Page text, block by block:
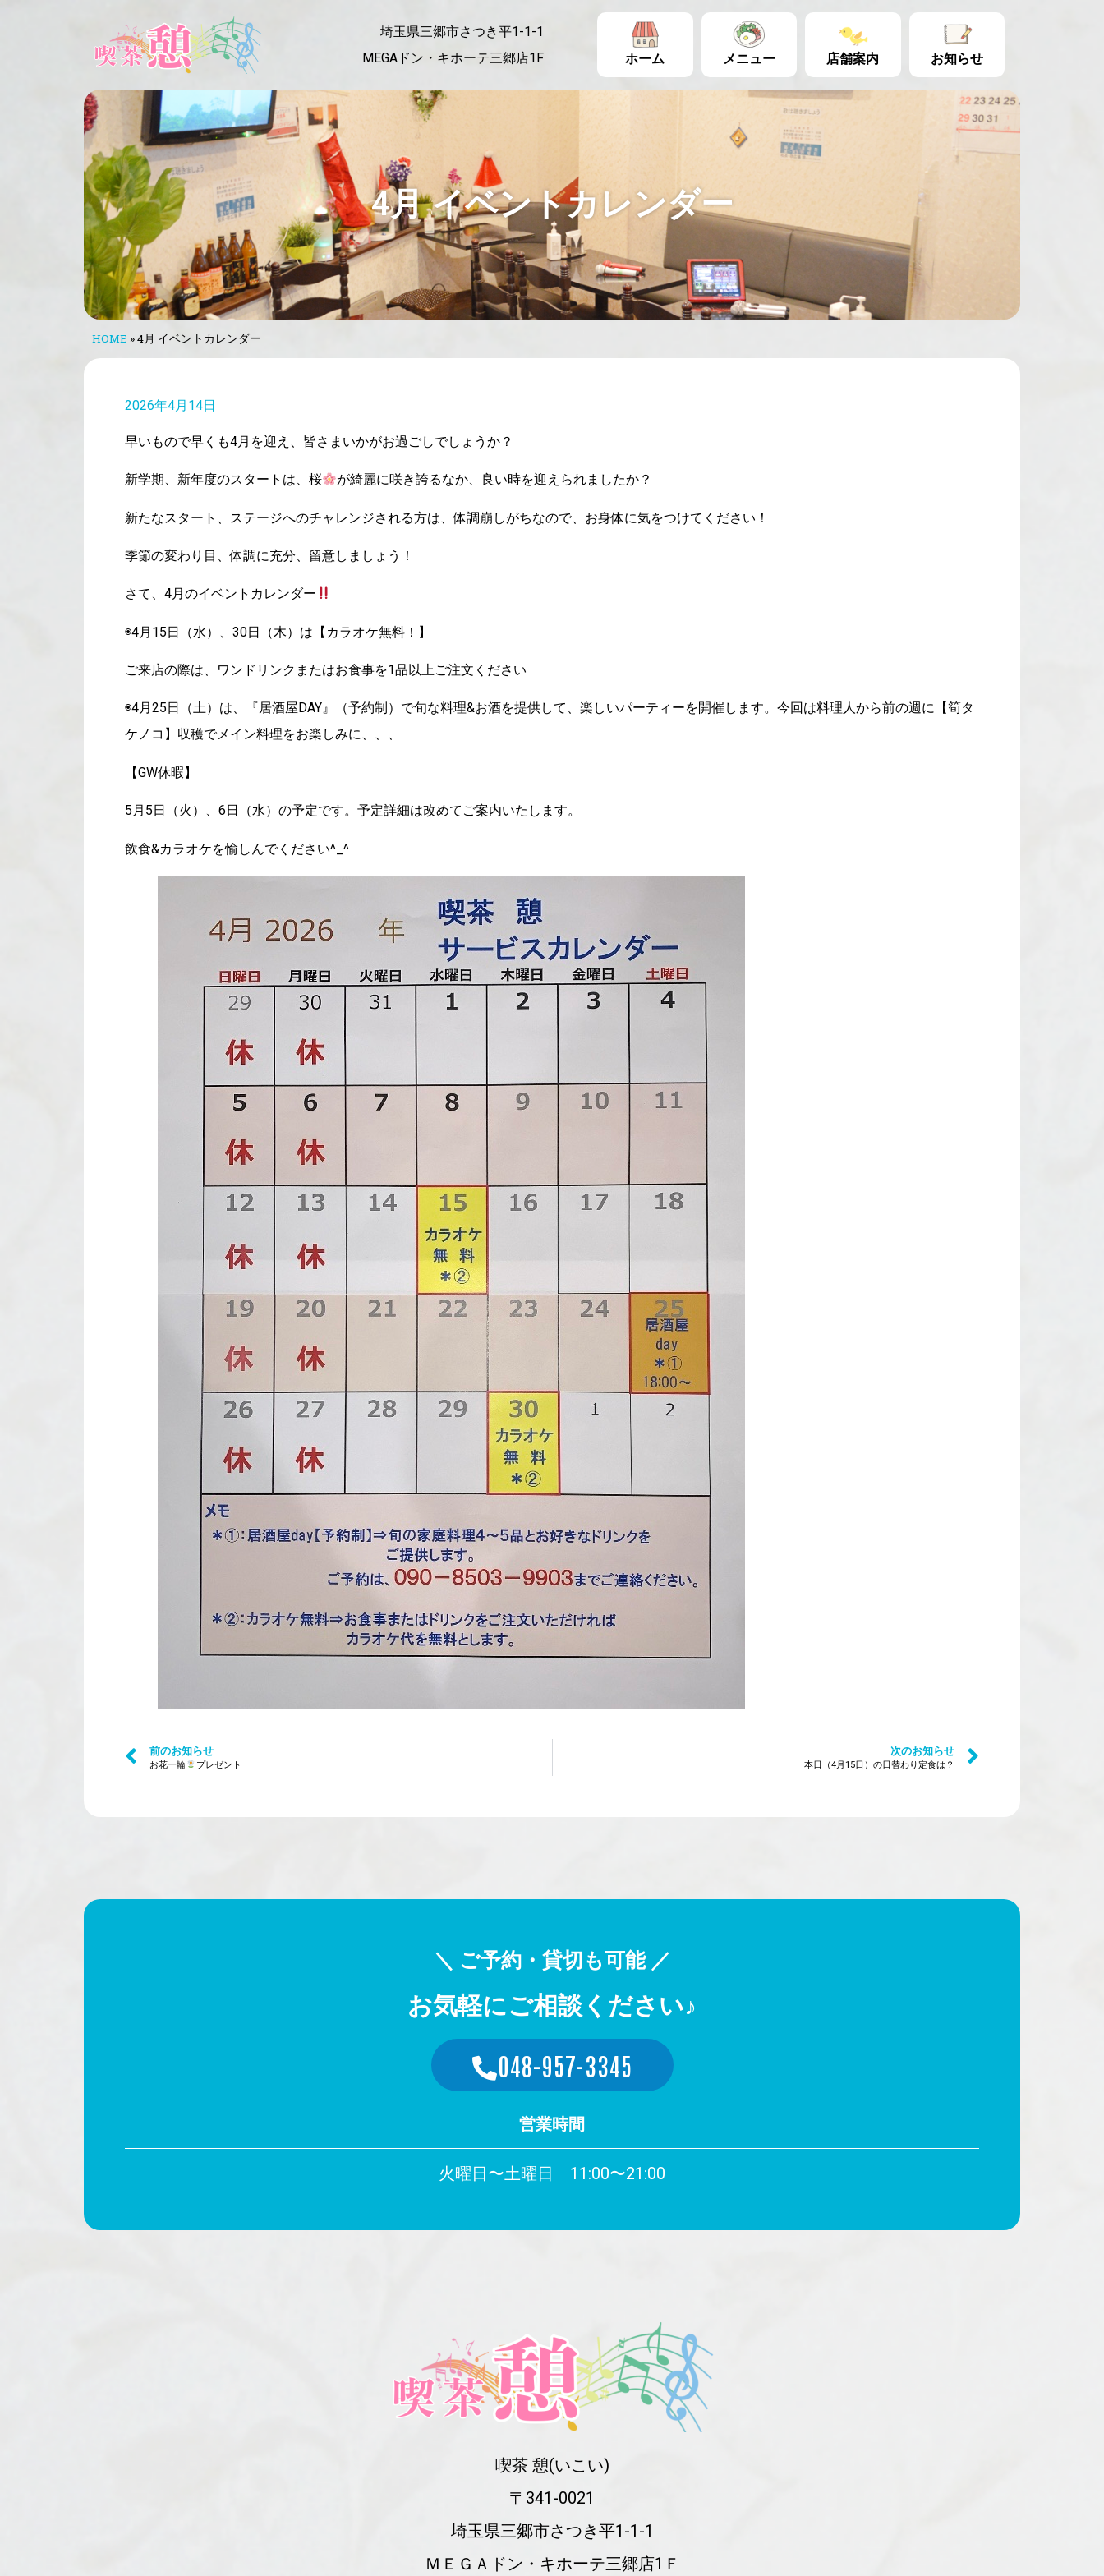
埼玉県三郷市さつき平1-1-1
MEGAドン・キホーテ三郷店1F
ホーム メニュー 店舗案内 お知らせ
4月 イベントカレンダー
HOME »4月 イベントカレンダー
2026年4月14日
早いもので早くも4月を迎え、皆さまいかがお過ごしでしょうか？
新学期、新年度のスタートは、桜 が綺麗に咲き誇るなか、良い時を迎えられましたか？
新たなスタート、ステージへのチャレンジされる方は、体調崩しがちなので、お身体に気をつけてください！
季節の変わり目、体調に充分、留意しましょう！
さて、4月のイベントカレンダー
◉4月15日（水）、30日（木）は【カラオケ無料！】
ご来店の際は、ワンドリンクまたはお食事を1品以上ご注文ください
◉4月25日（土）は、『居酒屋DAY』（予約制）で旬な料理&お酒を提供して、楽しいパーティーを開催します。今回は料理人から前の週に【筍タ
ケノコ】収穫でメイン料理をお楽しみに、、、
【GW休暇】
5月5日（火）、6日（水）の予定です。予定詳細は改めてご案内いたします。
飲食&カラオケを愉しんでください^_^
前のお知らせ
お花一輪 プレゼント
次のお知らせ
本日（4月15日）の日替わり定食は？
＼ ご予約・貸切も可能 ／
お気軽にご相談ください♪
048-957-3345
営業時間
火曜日〜土曜日 11:00〜21:00
喫茶 憩(いこい)
〒341-0021
埼玉県三郷市さつき平1-1-1
ＭＥＧＡドン・キホーテ三郷店1Ｆ